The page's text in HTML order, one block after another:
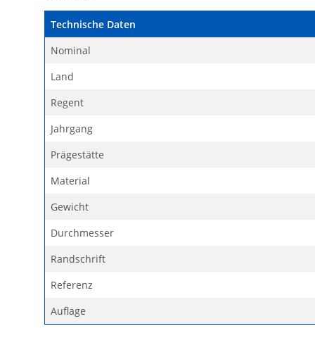
Technische Daten
Nominal
Land
Regent
Jahrgang
Prägestätte
Material
Gewicht
Durchmesser
Randschrift
Referenz
Auflage